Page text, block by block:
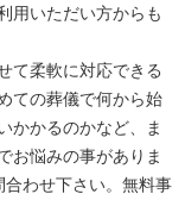
用いただい方からも
て柔軟に対応できる
ての葬儀で何から始
かかるのかなど、ま
お悩みの事がありま
合わせ下さい。無料事